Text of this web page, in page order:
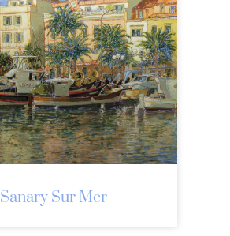
Sanary Sur Mer